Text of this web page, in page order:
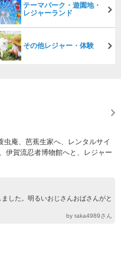
テーマパーク・遊園地・
レジャーランド
その他レジャー・体験
虫庵、芭蕉生家へ、レンタルサイ
伊賀流忍者博物館へと、レジャー
した。明るいおじさんおばさんがと
by taka4989さん